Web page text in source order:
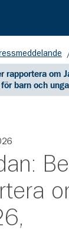
rapportera om
barn och unga